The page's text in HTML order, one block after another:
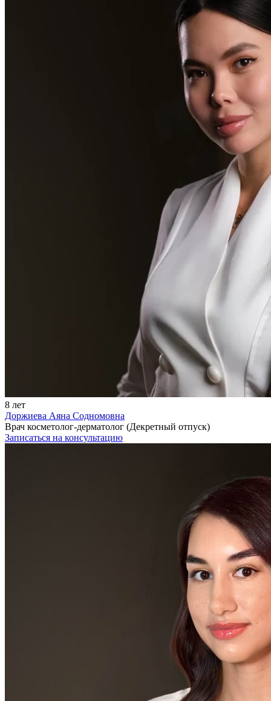
8 лет
Доржиева Аяна Содномовна
Врач косметолог-дерматолог (Декретный отпуск)
Записаться на консультацию